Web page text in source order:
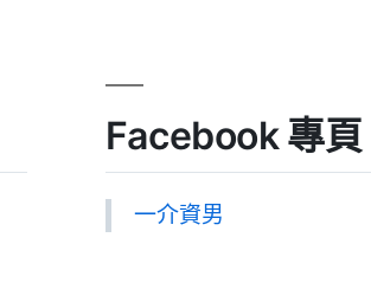
Facebook 專頁
一介資男